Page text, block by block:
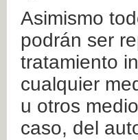
Asimismo
podrán ser
tratamiento
cualquier
u otros
caso, del